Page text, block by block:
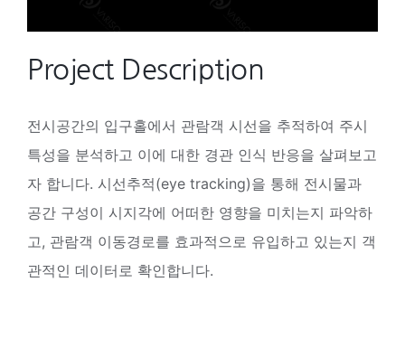
Project Description
전시공간의 입구홀에서 관람객 시선을 추적하여 주시
특성을 분석하고 이에 대한 경관 인식 반응을 살펴보고
자 합니다. 시선추적(eye tracking)을 통해 전시물과
공간 구성이 시지각에 어떠한 영향을 미치는지 파악하
고, 관람객 이동경로를 효과적으로 유입하고 있는지 객
관적인 데이터로 확인합니다.